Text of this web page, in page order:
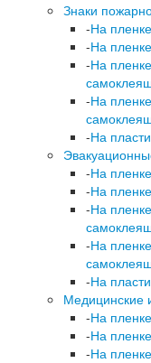
Знаки
-На
-На
-На
-На
-На
-На
-На
-На
-На
-На
Медицинские
-На
-На
-На